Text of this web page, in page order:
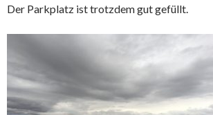
Der Parkplatz ist trotzdem gut gefüllt.